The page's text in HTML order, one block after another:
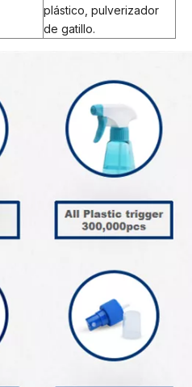
plástico, pulverizador
de gatillo.